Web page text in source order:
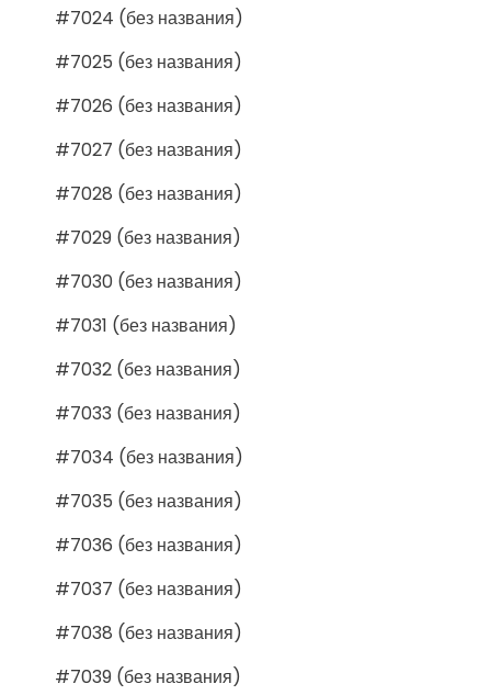
#7024 (без названия)
#7025 (без названия)
#7026 (без названия)
#7027 (без названия)
#7028 (без названия)
#7029 (без названия)
#7030 (без названия)
#7031 (без названия)
#7032 (без названия)
#7033 (без названия)
#7034 (без названия)
#7035 (без названия)
#7036 (без названия)
#7037 (без названия)
#7038 (без названия)
#7039 (без названия)